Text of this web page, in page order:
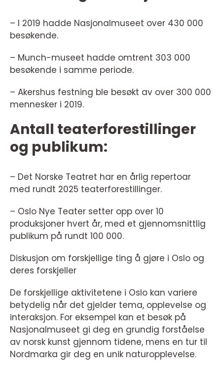
– I 2019 hadde Nasjonalmuseet over 430 000
besøkende.
– Munch-museet hadde omtrent 303 000
besøkende i samme periode.
– Akershus festning ble besøkt av over 300 000
mennesker i 2019.
Antall teaterforestillinger
og publikum:
– Det Norske Teatret har en årlig repertoar
med rundt 2025 teaterforestillinger.
– Oslo Nye Teater setter opp over 10
produksjoner hvert år, med et gjennomsnittlig
publikum på rundt 100 000.
Diskusjon om forskjellige ting å gjøre i Oslo og
deres forskjeller
De forskjellige aktivitetene i Oslo kan variere
betydelig når det gjelder tema, opplevelse og
interaksjon. For eksempel kan et besøk på
Nasjonalmuseet gi deg en grundig forståelse
av norsk kunst gjennom tidene, mens en tur til
Nordmarka gir deg en unik naturopplevelse.